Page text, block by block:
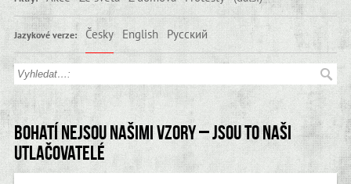
Jazykové verze: Česky English Русский
Bohatí nejsou našimi vzory – jsou to naši
utlačovatelé